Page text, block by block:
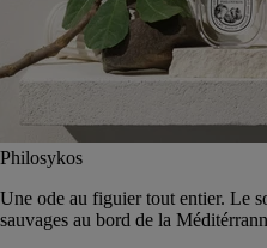
Philosykos
Une ode au figuier tout entier. Le
sauvages au bord de la